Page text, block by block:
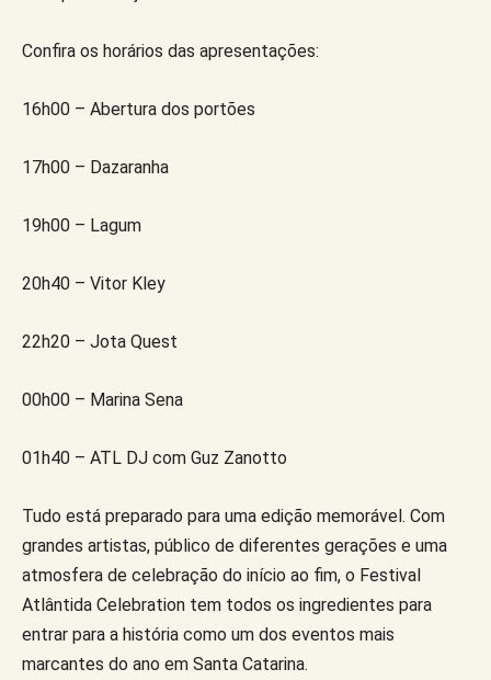
Confira os horários das apresentações:
16h00 – Abertura dos portões
17h00 – Dazaranha
19h00 – Lagum
20h40 – Vitor Kley
22h20 – Jota Quest
00h00 – Marina Sena
01h40 – ATL DJ com Guz Zanotto
Tudo está preparado para uma edição memorável. Com
grandes artistas, público de diferentes gerações e uma
atmosfera de celebração do início ao fim, o Festival
Atlântida Celebration tem todos os ingredientes para
entrar para a história como um dos eventos mais
marcantes do ano em Santa Catarina.